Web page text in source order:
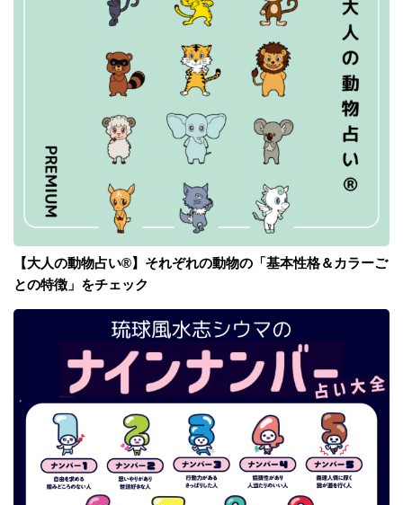
【大人の動物占い®】それぞれの動物の「基本性格＆カラーご
との特徴」をチェック